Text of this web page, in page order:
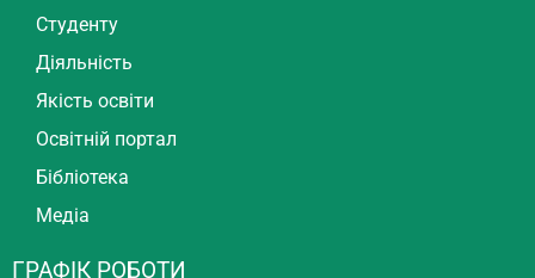
Студенту
Діяльність
Якість освіти
Освітній портал
Бібліотека
Медіа
ГРАФІК РОБОТИ